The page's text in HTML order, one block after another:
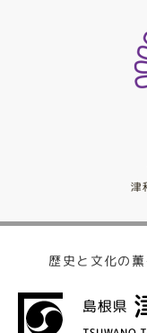
歴史と文化の